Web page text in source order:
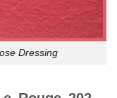
Dressing